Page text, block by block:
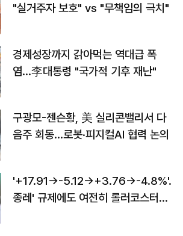
"실거주자 보호" vs "무책임의 극치"
경제성장까지 갉아먹는 역대급 폭
염…李대통령 "국가적 기후 재난"
구광모-젠슨황, 美 실리콘밸리서 다
음주 회동…로봇·피지컬AI 협력 논의
'+17.91→-5.12→+3.76→-4.8%'…'
종레' 규제에도 여전히 롤러코스터